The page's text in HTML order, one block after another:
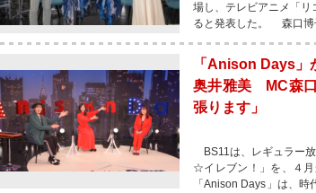
場し、テレビアニメ「リ
ると発表した。 森口博
「Anison Days」
奥井雅美 MC森口
張ります」
BS11は、レギュラー
☆イレブン！」を、４
「Anison Days」は、